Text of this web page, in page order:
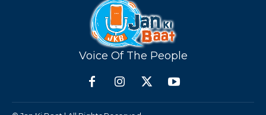
Voice Of The People